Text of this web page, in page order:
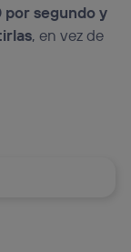
segundo y
, en vez de